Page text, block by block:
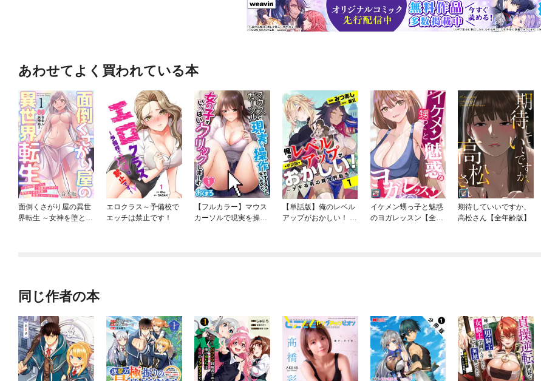
あわせてよく買われている本
面倒くさがり屋の異世
界転生 ～女神を堕とし
エロクラス～予備校で
エッチは禁止です！
【フルカラー】マウス
カーソルで現実を操作
【単話版】俺のレベル
アップがおかしい！ ～
イケメン甥っ子と魅惑
のヨガレッスン【全年
期待していいですか、
高松さん【全年齢版】
同じ作者の本